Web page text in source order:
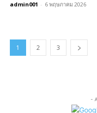
admin001 - 6 พฤษภาคม 2026
1 2 3
-